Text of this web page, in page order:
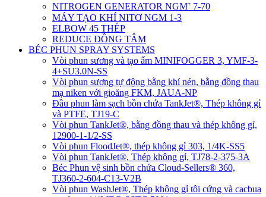
NITROGEN GENERATOR NGM⁺ 7-70
MÁY TẠO KHÍ NITƠ NGM 1-3
ELBOW 45 THÉP
REDUCE ĐỒNG TÂM
BÉC PHUN SPRAY SYSTEMS
Vòi phun sương và tạo ẩm MINIFOGGER 3, YMF-3-
4+SU3.0N-SS
Vòi phun sương tự động bằng khí nén, bằng đồng thau
mạ niken với gioăng FKM, JAUA-NP
Đầu phun làm sạch bồn chứa TankJet®, Thép không gỉ
và PTFE, TJ19-C
Vòi phun TankJet®, bằng đồng thau và thép không gỉ,
12900-1-1/2-SS
Vòi phun FloodJet®, thép không gỉ 303, 1/4K-SS5
Vòi phun TankJet®, Thép không gỉ, TJ78-2-375-3A
Béc Phun vệ sinh bồn chứa Cloud-Sellers® 360,
TJ360-2-604-C13-V2B
Vòi phun WashJet®, Thép không gỉ tôi cứng và cacbua